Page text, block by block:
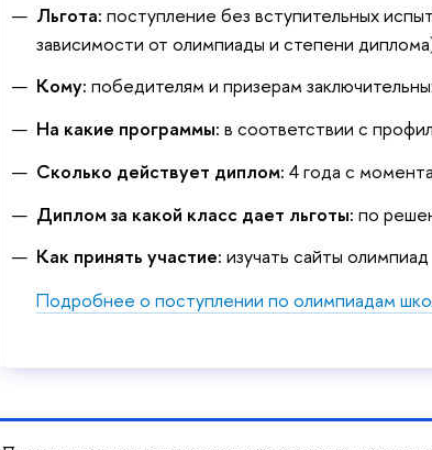
Льгота: поступление без вступительных
зависимости от олимпиады и степени
Кому: победителям и призерам
На какие программы: в соответствии с
Сколько действует диплом: 4 года с
Диплом за какой класс дает льготы: по
Как принять участие: изучать сайты олимпиад
Подробнее о поступлении по олимпиадам